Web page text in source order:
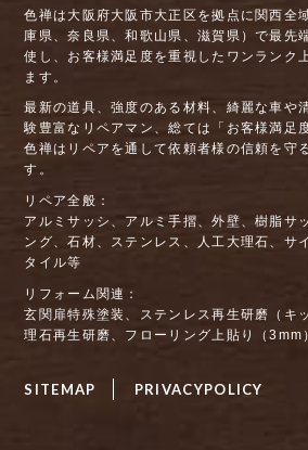
色禅は大阪府大阪市大正区を拠点に関西全
庫県、奈良県、和歌山県、滋賀県）で最先
使し、お客様満足度を重視したワンランク
ます。
最新の道具、強度のある材料、綺麗な車や
験豊富なリペアマン、総ては「お客様満足
色禅はリペアを通して依頼者様の信頼を守
す。
リペア全般：
アルミサッシ、アルミ手摺、外壁、樹脂サ
ング、石材、ステンレス、人工大理石、サ
タイル等
リフォーム関連：
玄関扉特殊塗装、ステンレス再生研磨（キ
理石再生研磨、フローリング上貼り（3mm
SITEMAP PRIVACYPOLICY